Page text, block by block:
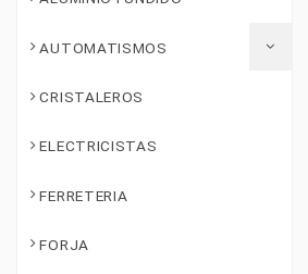
AUTOMATISMOS
CRISTALEROS
ELECTRICISTAS
FERRETERIA
FORJA